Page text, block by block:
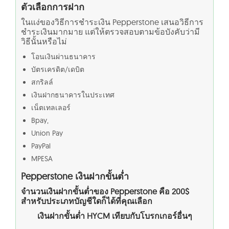
ตัวเลือกการฝาก
ในแง่ของวิธีการชำระเงิน Pepperstone เสนอวิธีการ
ชำระเงินมากมาย แต่ให้ตรวจสอบตามข้อบังคับว่ามี
วิธีนั้นหรือไม่
โอนเงินผ่านธนาคาร
บัตรเครดิต/เดบิต
สกริลล์
เงินฝากธนาคารในประเทศ
เน็ตเทลเลอร์
Bpay,
Union Pay
PayPal
MPESA
Pepperstone เงินฝากขั้นต่ำ
จำนวนเงินฝากขั้นต่ำของ Pepperstone คือ 200$
สำหรับประเภทบัญชีใดก็ได้ที่คุณเลือก
เงินฝากขั้นต่ำ HYCM เทียบกับโบรกเกอร์อื่นๆ